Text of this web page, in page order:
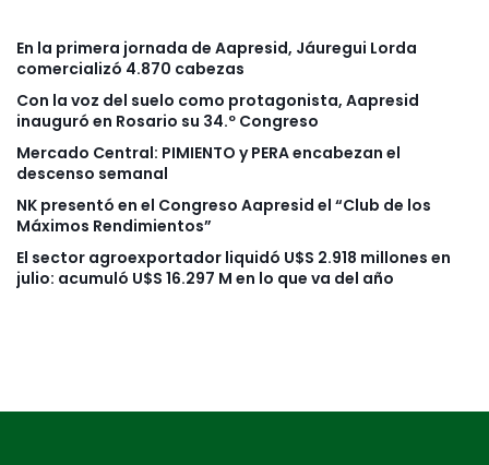
En la primera jornada de Aapresid, Jáuregui Lorda
comercializó 4.870 cabezas
Con la voz del suelo como protagonista, Aapresid
inauguró en Rosario su 34.º Congreso
Mercado Central: PIMIENTO y PERA encabezan el
descenso semanal
NK presentó en el Congreso Aapresid el “Club de los
Máximos Rendimientos”
El sector agroexportador liquidó U$S 2.918 millones en
julio: acumuló U$S 16.297 M en lo que va del año